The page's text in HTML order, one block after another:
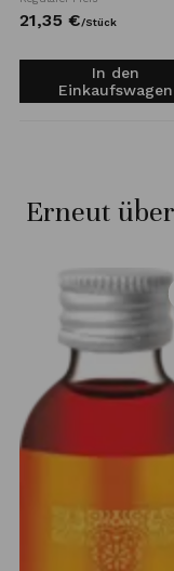
21,35 €/Stück
In den
Einkaufswagen
Erneut